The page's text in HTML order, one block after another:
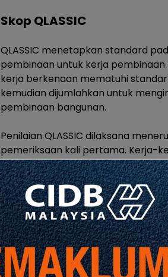
Skop QLASSIC
QLASSIC menetapkan standard
pembinaan untuk kerja
kerja berkenaan mematuhi
kemudian dijumlahkan untuk
pembinaan bangunan.
Penilaian QLASSIC dilaksana
pemeriksaan kali pertama. Kerja-
dibuat tidak akan dinilai semula.
“Do Things Right the First Time and
Kenapa Perlu